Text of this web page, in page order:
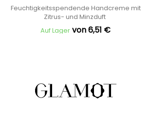
Feuchtigkeitsspendende Handcreme mit
Zitrus- und Minzduft
Auf Lager von 6,51 €